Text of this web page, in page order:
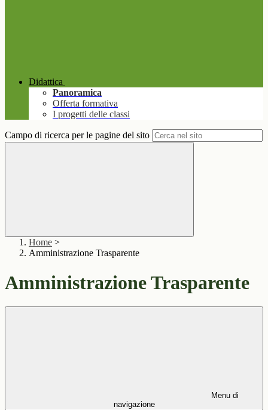
Didattica
Panoramica
Offerta formativa
I progetti delle classi
Campo di ricerca per le pagine del sito
Home >
Amministrazione Trasparente
Amministrazione Trasparente
Menu di
navigazione